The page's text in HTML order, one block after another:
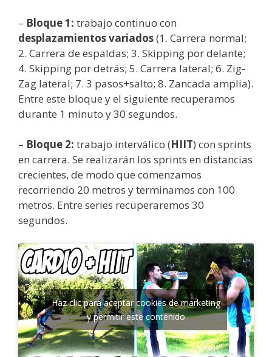
– Bloque 1: trabajo continuo con
desplazamientos variados(1. Carrera normal;
2. Carrera de espaldas; 3. Skipping por delante;
4. Skipping por detrás; 5. Carrera lateral; 6. Zig-
Zag lateral; 7. 3 pasos+salto; 8. Zancada amplia).
Entre este bloque y el siguiente recuperamos
durante 1 minuto y 30 segundos.
– Bloque 2: trabajo interválico (HIIT) con sprints
en carrera. Se realizarán los sprints en distancias
crecientes, de modo que comenzamos
recorriendo 20 metros y terminamos con 100
metros. Entre series recuperaremos 30
segundos.
Haz clic para aceptar cookies de marketing
y permitir este contenido